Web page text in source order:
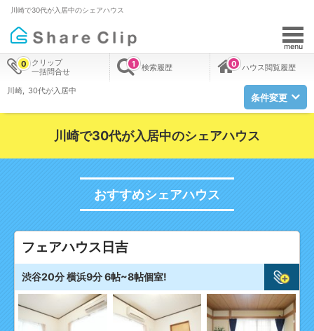
川崎で30代が入居中のシェアハウス
menu
クリップ
一括問合せ
0 検索履歴
1 ハウス閲覧履歴
0
川崎 30代が入居中
条件変更
川崎で30代が入居中のシェアハウス
おすすめシェアハウス
フェアハウス日吉
渋谷20分 横浜9分 6帖~8帖個室!